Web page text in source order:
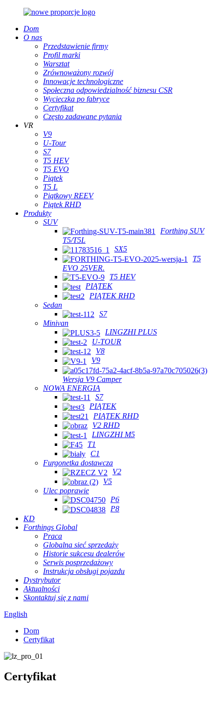
Dom
O nas
Przedstawienie firmy
Profil marki
Warsztat
Zrównoważony rozwój
Innowacje technologiczne
Społeczna odpowiedzialność biznesu CSR
Wycieczka po fabryce
Certyfikat
Często zadawane pytania
VR
V9
U-Tour
S7
T5 HEV
T5 EVO
Piątek
T5 L
Piątkowy REEV
Piątek RHD
Produkty
SUV
Forthing SUV
T5/T5L
SX5
T5
EVO 25VER.
T5 HEV
PIĄTEK
PIĄTEK RHD
Sedan
S7
Minivan
LINGZHI PLUS
U-TOUR
V8
V9
Wersja V9 Camper
NOWA ENERGIA
S7
PIĄTEK
PIĄTEK RHD
V2 RHD
LINGZHI M5
T1
C1
Furgonetka dostawcza
V2
V5
Ulec poprawie
P6
P8
KD
Forthings Global
Praca
Globalna sieć sprzedaży
Historie sukcesu dealerów
Serwis posprzedażowy
Instrukcja obsługi pojazdu
Dystrybutor
Aktualności
Skontaktuj się z nami
English
Dom
Certyfikat
Certyfikat